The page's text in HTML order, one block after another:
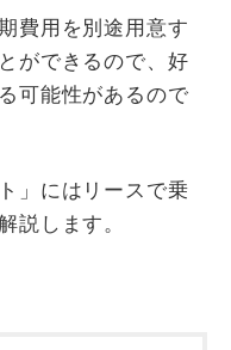
費用を別途用意す
ができるので、好
可能性があるので
」にはリースで乗
説します。